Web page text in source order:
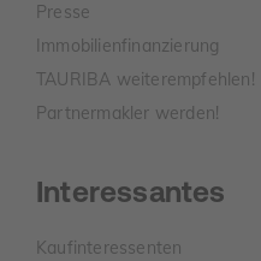
Presse
Immobilienfinanzierung
TAURIBA weiterempfehlen!
Partnermakler werden!
Interessantes
Kaufinteressenten